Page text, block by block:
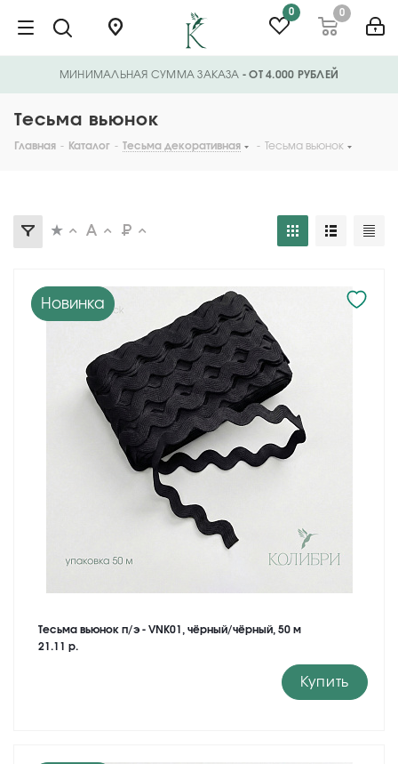
0 0
МИНИМАЛЬНАЯ СУММА ЗАКАЗА - ОТ 4.000 РУБЛЕЙ
Тесьма вьюнок
Главная - Каталог - Тесьма декоративная - Тесьма вьюнок
Новинка
Тесьма вьюнок п/э - VNK01, чёрный/чёрный, 50 м
21.11 р.
Купить